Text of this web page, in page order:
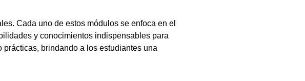
Cada uno de estos módulos se enfoca en el
y conocimientos indispensables para
brindando a los estudiantes una